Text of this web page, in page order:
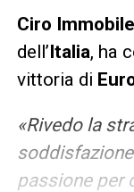
Ciro Immobile
dell’Italia, ha
vittoria di
«Rivedo la
passione per